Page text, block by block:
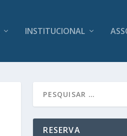
INSTITUCIONAL
RESERVA